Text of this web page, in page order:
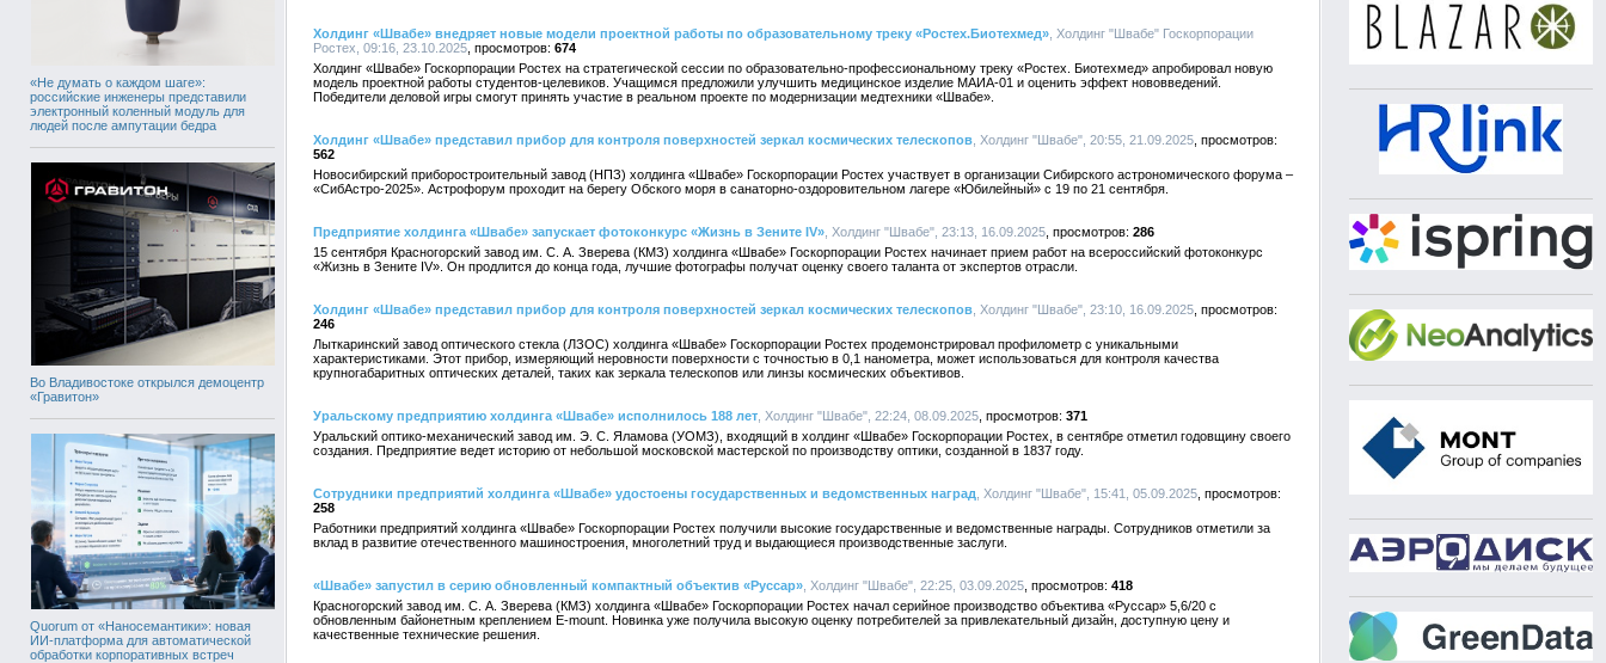
«Не думать о каждом шаге»:
российские инженеры представили
электронный коленный модуль для
людей после ампутации бедра
Во Владивостоке открылся демоцентр
«Гравитон»
Quorum от «Наносемантики»: новая
ИИ-платформа для автоматической
обработки корпоративных встреч
Холдинг «Швабе» внедряет новые модели проектной работы по образовательному треку «Ростех.Биотехмед» , Холдинг "Швабе" Госкорпорации
Ростех, 09:16, 23.10.2025
674
Холдинг «Швабе» Госкорпорации Ростех на стратегической сессии по образовательно-профессиональному треку «Ростех. Биотехмед» апробировал новую
модель проектной работы студентов-целевиков. Учащимся предложили улучшить медицинское изделие МАИА-01 и оценить эффект нововведений.
Победители деловой игры смогут принять участие в реальном проекте по модернизации медтехники «Швабе».
Холдинг «Швабе» представил прибор для контроля поверхностей зеркал космических телескопов , Холдинг "Швабе", 20:55, 21.09.2025
562
Новосибирский приборостроительный завод (НПЗ) холдинга «Швабе» Госкорпорации Ростех участвует в организации Сибирского астрономического форума –
«СибАстро-2025». Астрофорум проходит на берегу Обского моря в санаторно-оздоровительном лагере «Юбилейный» с 19 по 21 сентября.
Предприятие холдинга «Швабе» запускает фотоконкурс «Жизнь в Зените IV» , Холдинг "Швабе", 23:13, 16.09.2025
286
15 сентября Красногорский завод им. С. А. Зверева (КМЗ) холдинга «Швабе» Госкорпорации Ростех начинает прием работ на всероссийский фотоконкурс
«Жизнь в Зените IV». Он продлится до конца года, лучшие фотографы получат оценку своего таланта от экспертов отрасли.
Холдинг «Швабе» представил прибор для контроля поверхностей зеркал космических телескопов , Холдинг "Швабе", 23:10, 16.09.2025
246
Лыткаринский завод оптического стекла (ЛЗОС) холдинга «Швабе» Госкорпорации Ростех продемонстрировал профилометр с уникальными
характеристиками. Этот прибор, измеряющий неровности поверхности с точностью в 0,1 нанометра, может использоваться для контроля качества
крупногабаритных оптических деталей, таких как зеркала телескопов или линзы космических объективов.
Уральскому предприятию холдинга «Швабе» исполнилось 188 лет , Холдинг "Швабе", 22:24, 08.09.2025
371
Уральский оптико-механический завод им. Э. С. Яламова (УОМЗ), входящий в холдинг «Швабе» Госкорпорации Ростех, в сентябре отметил годовщину своего
создания. Предприятие ведет историю от небольшой московской мастерской по производству оптики, созданной в 1837 году.
Сотрудники предприятий холдинга «Швабе» удостоены государственных и ведомственных наград , Холдинг "Швабе", 15:41, 05.09.2025
258
Работники предприятий холдинга «Швабе» Госкорпорации Ростех получили высокие государственные и ведомственные награды. Сотрудников отметили за
вклад в развитие отечественного машиностроения, многолетний труд и выдающиеся производственные заслуги.
«Швабе» запустил в серию обновленный компактный объектив «Руссар» , Холдинг "Швабе", 22:25, 03.09.2025
418
Красногорский завод им. С. А. Зверева (КМЗ) холдинга «Швабе» Госкорпорации Ростех начал серийное производство объектива «Руссар» 5,6/20 с
обновленным байонетным креплением E-mount. Новинка уже получила высокую оценку потребителей за привлекательный дизайн, доступную цену и
качественные технические решения.